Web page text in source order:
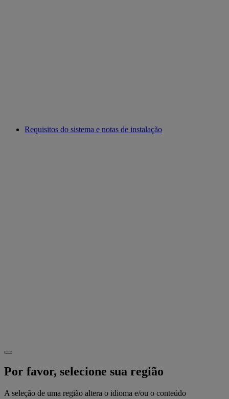
Requisitos do sistema e notas de instalação
Por favor, selecione sua região
A seleção de uma região altera o idioma e/ou o conteúdo